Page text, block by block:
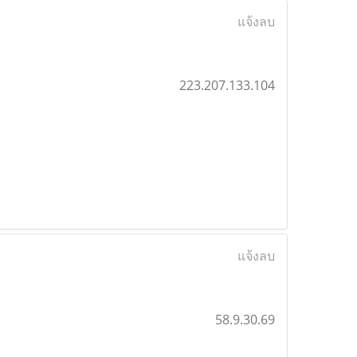
แจ้งลบ
223.207.133.104
แจ้งลบ
58.9.30.69